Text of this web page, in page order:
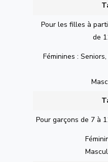
Pour les filles à
de
Féminines :
Pour garçons de 7 à